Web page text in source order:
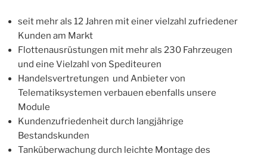
seit mehr als 12 Jahren mit einer vielzahl zufriedener
Kunden am Markt
Flottenausrüstungen mit mehr als 230 Fahrzeugen
und eine Vielzahl von Spediteuren
Handelsvertretungen und Anbieter von
Telematiksystemen verbauen ebenfalls unsere
Module
Kundenzufriedenheit durch langjährige
Bestandskunden
Tanküberwachung durch leichte Montage des